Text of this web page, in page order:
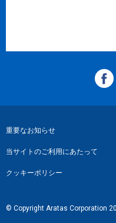
フ
ッ
タ
リ
重要なお知らせ
当サイトのご利用にあたって
クッキーポリシー
© Copyright Aratas Corporation